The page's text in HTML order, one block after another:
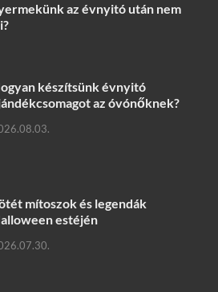
az évnyitó után nem
készítsünk évnyitó
az óvónőknek?
mítoszok és legendák
estéjén